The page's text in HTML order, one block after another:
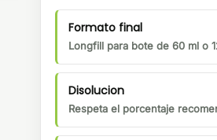
Formato final
Longfill para bote de 60 ml o
Disolucion
Respeta el porcentaje